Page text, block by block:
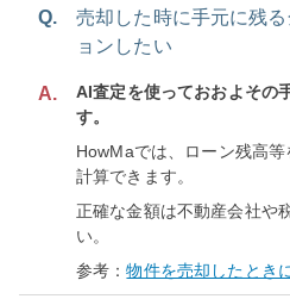
Q.
売却した時に手元に残
ョンしたい
A.
AI査定を使っておおよその
す。
HowMaでは、ローン残高
計算できます。
正確な金額は不動産会社や
い。
参考：物件を売却したとき